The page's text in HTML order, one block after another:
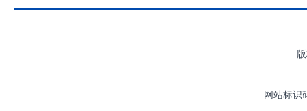
网站标识